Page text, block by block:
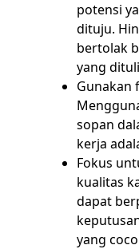
potensi
dituju.
bertolak
yang
Gunakan
sopan
kerja
Fokus
kualitas
dapat
yang